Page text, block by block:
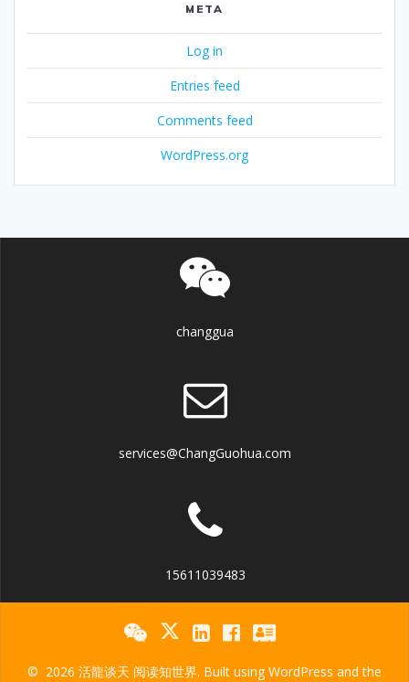
META
Log in
Entries feed
Comments feed
WordPress.org
changgua
services@ChangGuohua.com
15611039483
© 2026 活龍谈天 阅读知世界. Built using WordPress and the